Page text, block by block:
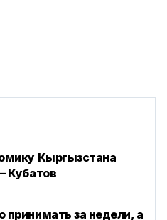
Кыргызстана
Кубатов
за недели, а